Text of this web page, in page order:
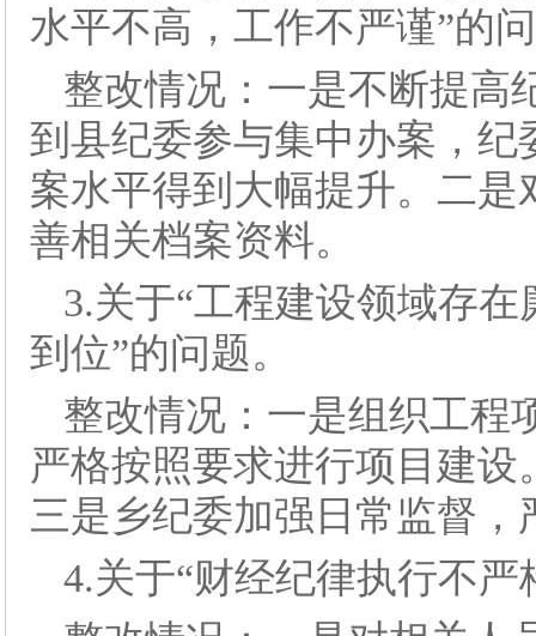
水平不高，工作不严谨”的
整改情况：一是不断提高
到县纪委参与集中办案，
案水平得到大幅提升。二
善相关档案资料。
3.关于“工程建设领域存
到位”的问题。
整改情况：一是组织工程
严格按照要求进行项目建
三是乡纪委加强日常监督，
4.关于“财经纪律执行不严